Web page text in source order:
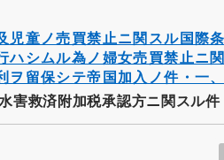
児童ノ売買禁止ニ関スル国際
ハシムル為ノ婦女売買禁止ニ
ヲ留保シテ帝国加入ノ件・一
害救済附加税承認方ニ関スル件